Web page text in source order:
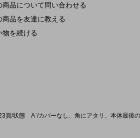
商品について問い合わせる
商品を友達に教える
物を続ける
頁/状態 A⁻/カバーなし、角にアタリ、本体最後